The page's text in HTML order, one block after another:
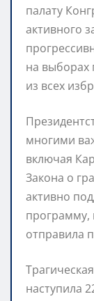
палату
активного
на выборах
из всех
многими
включая
Закона о
активно
программу,
отправила
наступила